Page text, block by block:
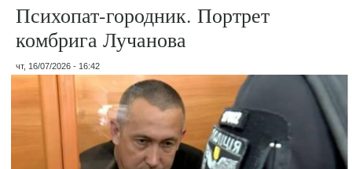
Психопат-городник. Портрет
комбрига Лучанова
чт, 16/07/2026 - 16:42